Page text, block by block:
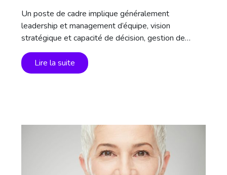
Un poste de cadre implique généralement
leadership et management d’équipe, vision
stratégique et capacité de décision, gestion de…
Lire la suite